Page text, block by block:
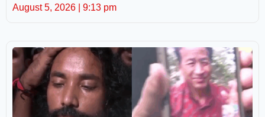
August 5, 2026 9:13 pm